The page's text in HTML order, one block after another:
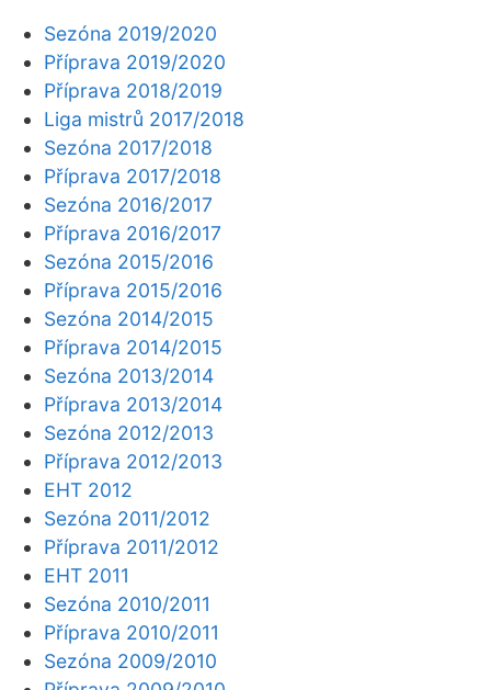
Sezóna 2019/2020
Příprava 2019/2020
Příprava 2018/2019
Liga mistrů 2017/2018
Sezóna 2017/2018
Příprava 2017/2018
Sezóna 2016/2017
Příprava 2016/2017
Sezóna 2015/2016
Příprava 2015/2016
Sezóna 2014/2015
Příprava 2014/2015
Sezóna 2013/2014
Příprava 2013/2014
Sezóna 2012/2013
Příprava 2012/2013
EHT 2012
Sezóna 2011/2012
Příprava 2011/2012
EHT 2011
Sezóna 2010/2011
Příprava 2010/2011
Sezóna 2009/2010